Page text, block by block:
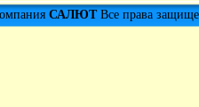
САЛЮТВсе права